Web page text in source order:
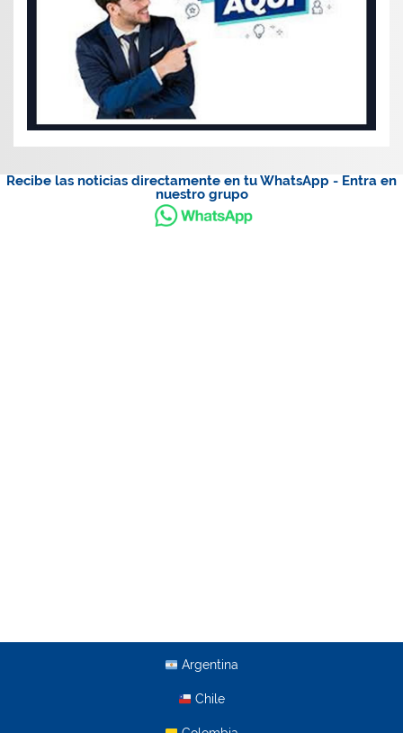
Recibe las noticias directamente en tu WhatsApp - Entra en
nuestro grupo
Argentina
Chile